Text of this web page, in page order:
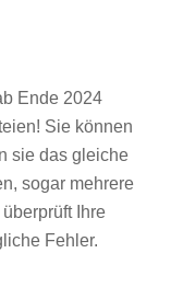
Ende 2024
Sie können
sie das gleiche
sogar mehrere
Ihre
Fehler.